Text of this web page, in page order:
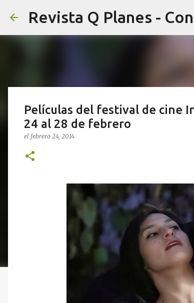
Películas del festival de cine
24 al 28 de febrero
el febrero 24, 2014